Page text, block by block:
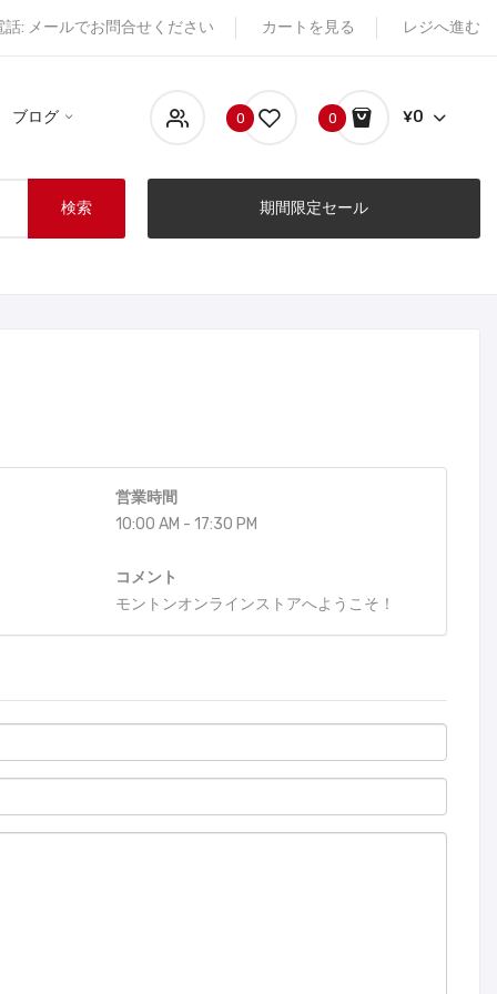
話: メールでお問合せください カートを見る レジへ進む
ブログ 0 0 ¥0
検索 期間限定セール
営業時間
10:00 AM - 17:30 PM
コメント
モントンオンラインストアへようこそ！